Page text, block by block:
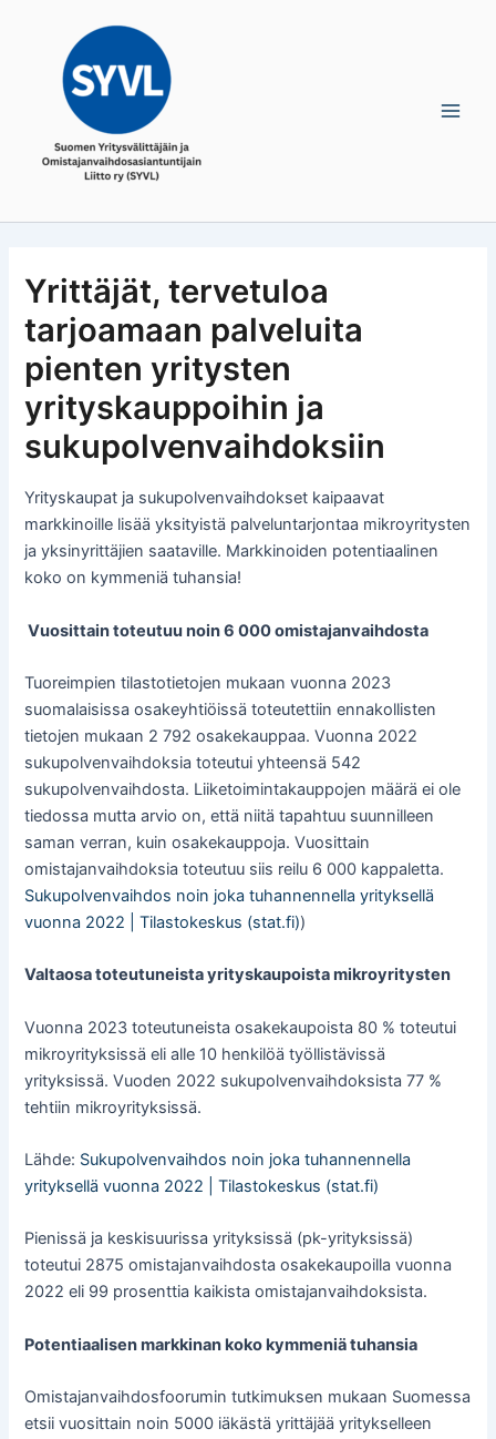
Yrittäjät, tervetuloa
tarjoamaan palveluita
pienten yritysten
yrityskauppoihin ja
sukupolvenvaihdoksiin
Yrityskaupat ja sukupolvenvaihdokset kaipaavat
markkinoille lisää yksityistä palveluntarjontaa mikroyritysten
ja yksinyrittäjien saataville. Markkinoiden potentiaalinen
koko on kymmeniä tuhansia!
Vuosittain toteutuu noin 6 000 omistajanvaihdosta
Tuoreimpien tilastotietojen mukaan vuonna 2023
suomalaisissa osakeyhtiöissä toteutettiin ennakollisten
tietojen mukaan 2 792 osakekauppaa. Vuonna 2022
sukupolvenvaihdoksia toteutui yhteensä 542
sukupolvenvaihdosta. Liiketoimintakauppojen määrä ei ole
tiedossa mutta arvio on, että niitä tapahtuu suunnilleen
saman verran, kuin osakekauppoja. Vuosittain
omistajanvaihdoksia toteutuu siis reilu 6 000 kappaletta.
Sukupolvenvaihdos noin joka tuhannennella yrityksellä
vuonna 2022 | Tilastokeskus (stat.fi))
Valtaosa toteutuneista yrityskaupoista mikroyritysten
Vuonna 2023 toteutuneista osakekaupoista 80 % toteutui
mikroyrityksissä eli alle 10 henkilöä työllistävissä
yrityksissä. Vuoden 2022 sukupolvenvaihdoksista 77 %
tehtiin mikroyrityksissä.
Lähde: Sukupolvenvaihdos noin joka tuhannennella
yrityksellä vuonna 2022 | Tilastokeskus (stat.fi)
Pienissä ja keskisuurissa yrityksissä (pk-yrityksissä)
toteutui 2875 omistajanvaihdosta osakekaupoilla vuonna
2022 eli 99 prosenttia kaikista omistajanvaihdoksista.
Potentiaalisen markkinan koko kymmeniä tuhansia
Omistajanvaihdosfoorumin tutkimuksen mukaan Suomessa
etsii vuosittain noin 5000 iäkästä yrittäjää yritykselleen